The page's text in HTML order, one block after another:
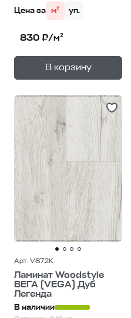
Цена за м² уп.
830 ₽/м²
В корзину
— 1уп.
Арт. V872K
Ламинат Woodstyle
ВЕГА (VEGA) Дуб
Легенда
В наличии